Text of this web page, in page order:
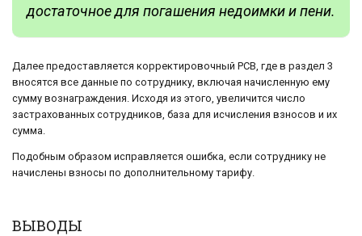
достаточное для погашения недоимки и пени.
Далее предоставляется корректировочный РСВ, где в раздел 3
вносятся все данные по сотруднику, включая начисленную ему
сумму вознаграждения. Исходя из этого, увеличится число
застрахованных сотрудников, база для исчисления взносов и их
сумма.
Подобным образом исправляется ошибка, если сотруднику не
начислены взносы по дополнительному тарифу.
ВЫВОДЫ